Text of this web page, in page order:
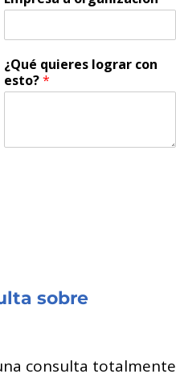
¿Qué quieres lograr con
esto?*
sobre
consulta totalmente